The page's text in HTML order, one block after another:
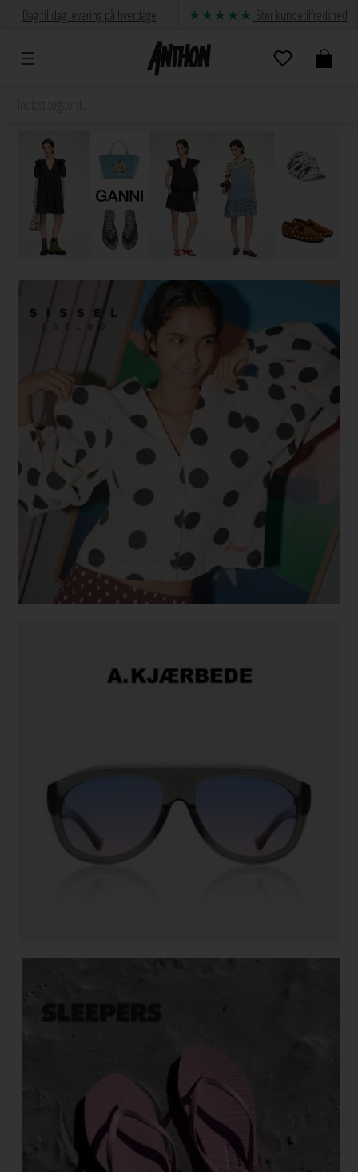
Dag til dag levering på hverdage Stor kundetilfredshed